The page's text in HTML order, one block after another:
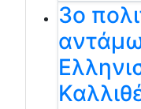
3ο